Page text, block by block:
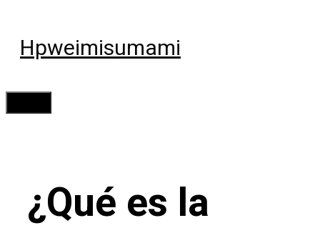
contenido
Hpweimisumami
¿Qué es la